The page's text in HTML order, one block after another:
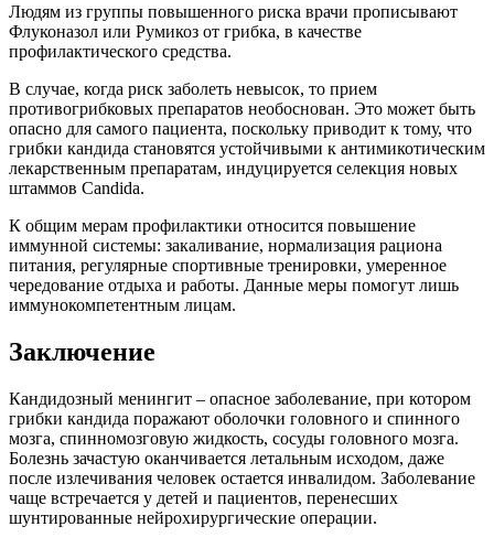
Людям из группы повышенного риска врачи прописывают
Флуконазол или Румикоз от грибка, в качестве
профилактического средства.
В случае, когда риск заболеть невысок, то прием
противогрибковых препаратов необоснован. Это может быть
опасно для самого пациента, поскольку приводит к тому, что
грибки кандида становятся устойчивыми к антимикотическим
лекарственным препаратам, индуцируется селекция новых
штаммов Candida.
К общим мерам профилактики относится повышение
иммунной системы: закаливание, нормализация рациона
питания, регулярные спортивные тренировки, умеренное
чередование отдыха и работы. Данные меры помогут лишь
иммунокомпетентным лицам.
Заключение
Кандидозный менингит – опасное заболевание, при котором
грибки кандида поражают оболочки головного и спинного
мозга, спинномозговую жидкость, сосуды головного мозга.
Болезнь зачастую оканчивается летальным исходом, даже
после излечивания человек остается инвалидом. Заболевание
чаще встречается у детей и пациентов, перенесших
шунтированные нейрохирургические операции.